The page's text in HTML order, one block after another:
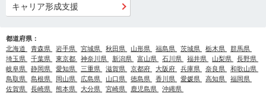
キャリア形成支援
都道府県：
北海道
青森県 岩手県 宮城県 秋田県 山形県 福島県 茨城県 栃木県
群馬県
埼玉県
千葉県 東京都 神奈川県 新潟県 富山県 石川県 福井県 山梨県
長野県
岐阜県
静岡県 愛知県 三重県 滋賀県 京都府 大阪府 兵庫県 奈良県
和歌山県
鳥取県
島根県 岡山県 広島県 山口県 徳島県 香川県 愛媛県 高知県
福岡県
佐賀県
長崎県 熊本県 大分県 宮崎県 鹿児島県 沖縄県